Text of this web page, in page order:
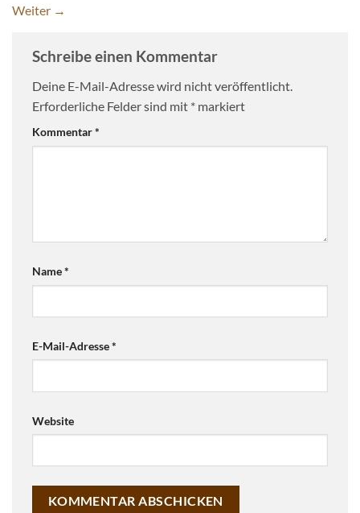
Weiter →
Schreibe einen Kommentar
Deine E-Mail-Adresse wird nicht veröffentlicht.
Erforderliche Felder sind mit * markiert
Kommentar*
Name*
E-Mail-Adresse*
Website